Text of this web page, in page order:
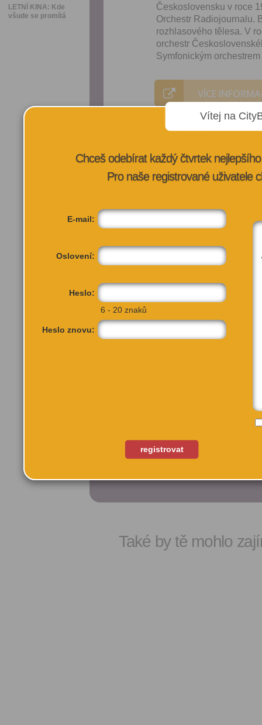
LETNÍ KINA: Kde
všude se promítá
Československu v roce
Orchestr Radiojournalu.
rozhlasového tělesa. V
orchestr
Symfonickým
VÍCE
Praha 2, 120 99
Také by tě mohlo
Vítej na
Chceš odebírat každý čtvrtek
Pro naše registrované uživatele
E-mail:
Oslovení:
Heslo:
6 - 20 znaků
Heslo znovu:
registrovat